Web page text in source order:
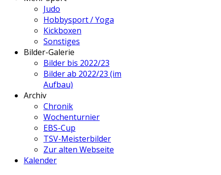
Judo
Hobbysport / Yoga
Kickboxen
Sonstiges
Bilder-Galerie
Bilder bis 2022/23
Bilder ab 2022/23 (im
Aufbau)
Archiv
Chronik
Wochenturnier
EBS-Cup
TSV-Meisterbilder
Zur alten Webseite
Kalender